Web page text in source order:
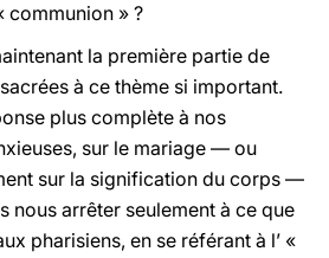
communion » ?
la première partie de
à ce thème si important.
plus complète à nos
sur le mariage — ou
sur la signification du corps —
nous arrêter seulement à ce que
pharisiens, en se référant à l’ «